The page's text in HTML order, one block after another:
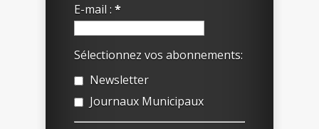
E-mail : *
Sélectionnez vos abonnements:
Newsletter
Journaux Municipaux